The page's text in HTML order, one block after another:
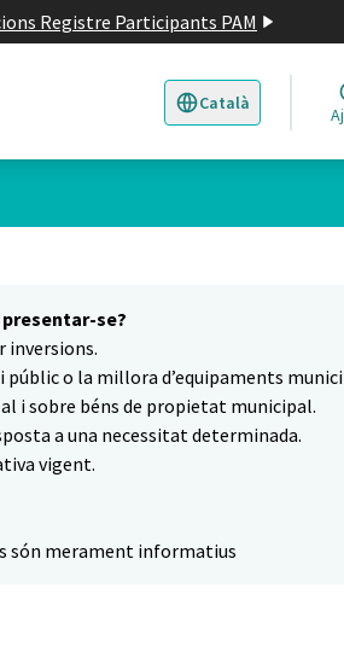
Registre Participants PAM
Català
Triar la llengua Elegir
5
se?
inversions.
públic o la millora d’equipaments
i sobre béns de propietat municipal.
a una necessitat determinada.
vigent.
són merament informatius